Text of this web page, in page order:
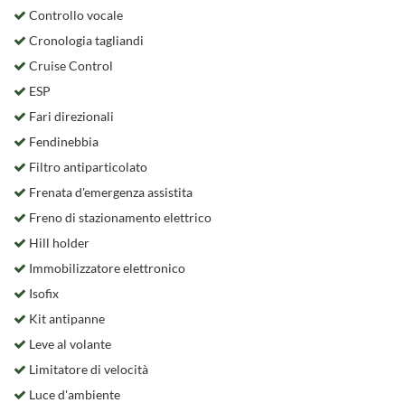
Controllo vocale
Cronologia tagliandi
Cruise Control
ESP
Fari direzionali
Fendinebbia
Filtro antiparticolato
Frenata d'emergenza assistita
Freno di stazionamento elettrico
Hill holder
Immobilizzatore elettronico
Isofix
Kit antipanne
Leve al volante
Limitatore di velocità
Luce d'ambiente